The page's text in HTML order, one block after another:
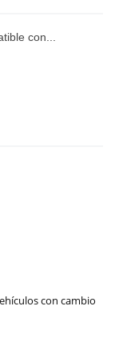
con...
con cambio